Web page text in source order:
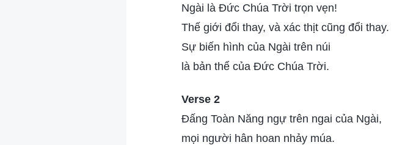
Ngài là Đức Chúa Trời trọn vẹn!
Thế giới đổi thay, và xác thịt cũng đổi thay.
Sự biến hình của Ngài trên núi
là bản thể của Đức Chúa Trời.
Verse 2
Đấng Toàn Năng ngự trên ngai của Ngài,
mọi người hân hoan nhảy múa.